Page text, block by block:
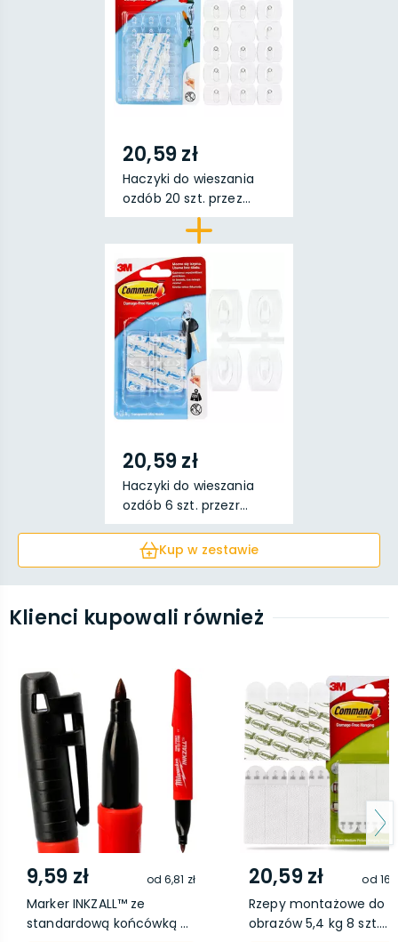
20,59 zł
Haczyki do wieszania
ozdób 20 szt. przez...
20,59 zł
Haczyki do wieszania
ozdób 6 szt. przezr...
Kup w zestawie
Klienci kupowali również
9,59 zł od6,81 zł
Marker INKZALL™ ze
standardową końcówką ...
20,59 zł od
Rzepy montażowe do
obrazów 5,4 kg 8 szt....